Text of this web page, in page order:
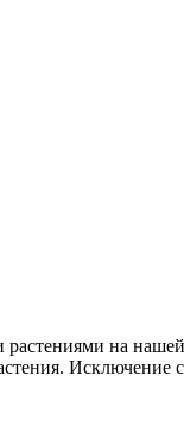
на
Исключение